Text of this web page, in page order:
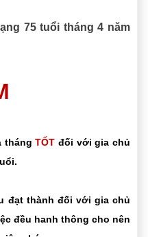
75 tuổi tháng 4 năm
thángTỐT đối với gia chủ
đạt thành đối với gia chủ
đều hanh thông cho nên